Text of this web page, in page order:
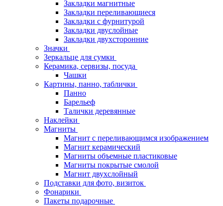
Закладки магнитные
Закладки переливающиеся
Закладки с фурнитурой
Закладки двуслойные
Закладки двухсторонние
Значки
Зеркальце для сумки
Керамика, сервизы, посуда
Чашки
Картины, панно, таблички
Панно
Барельеф
Талички деревянные
Наклейки
Магниты
Магнит с переливающимся изображением
Магнит керамический
Магниты объемные пластиковые
Магниты покрытые смолой
Магнит двухслойный
Подставки для фото, визиток
Фонарики
Пакеты подарочные